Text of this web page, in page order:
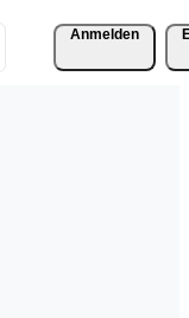
Anmelden